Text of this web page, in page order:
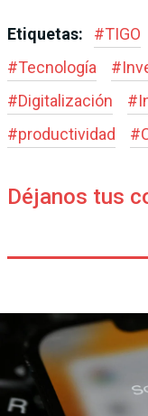
Etiquetas: #TIGO
#Tecnología #
#Digitalización #
#productividad #
Déjanos tus